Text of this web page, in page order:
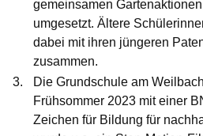
gemeinsamen
umgesetzt. Ältere
dabei mit ihren jüngeren
zusammen.
Die Grundschule am
Frühsommer 2023 mit einer
Zeichen für Bildung für